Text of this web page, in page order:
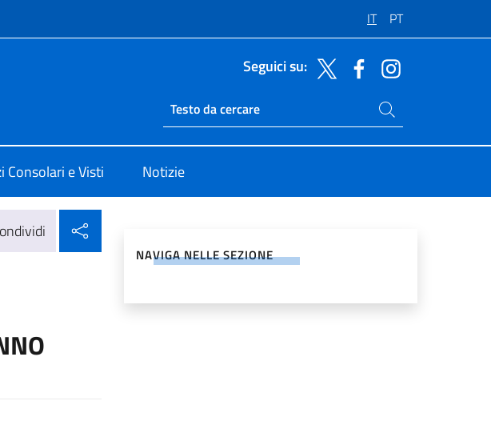
IT PT
Seguici su:
Ricerca sito live
Cerca nel sito
Consolari e Visti Notizie
NAVIGA NELLE SEZIONE